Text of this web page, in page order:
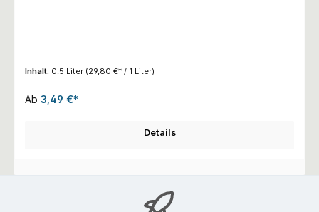
Inhalt: 0.5 Liter (29,80 €* / 1 Liter)
Ab 3,49 €*
Details